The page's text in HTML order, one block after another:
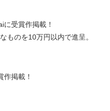
受賞作掲載！
ものを10万円以内で進呈。
掲載！